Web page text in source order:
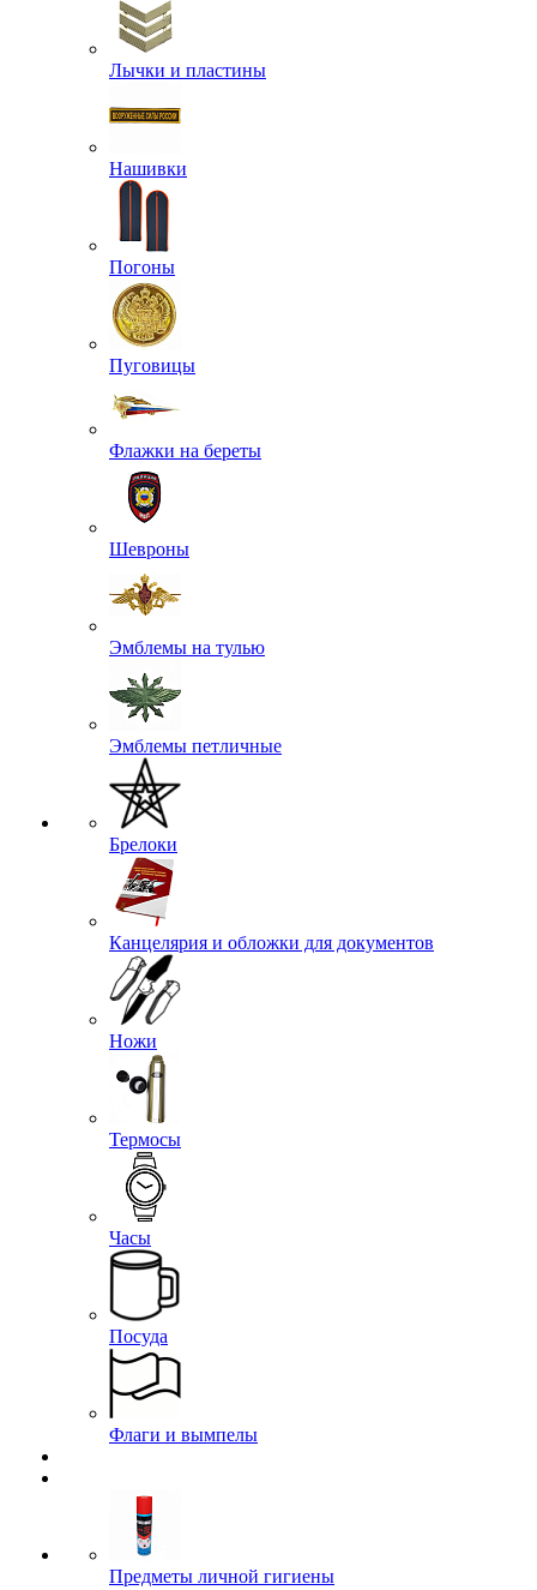
Лычки и пластины
Нашивки
Погоны
Пуговицы
Флажки на береты
Шевроны
Эмблемы на тулью
Эмблемы петличные
Брелоки
Канцелярия и обложки для документов
Ножи
Термосы
Часы
Посуда
Флаги и вымпелы
Предметы личной гигиены